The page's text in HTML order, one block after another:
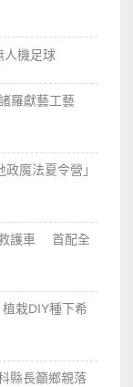
機足球
羅獻藝工藝
魔法夏令營」
救護車 首配全
栽DIY種下希
縣長籲鄉親落